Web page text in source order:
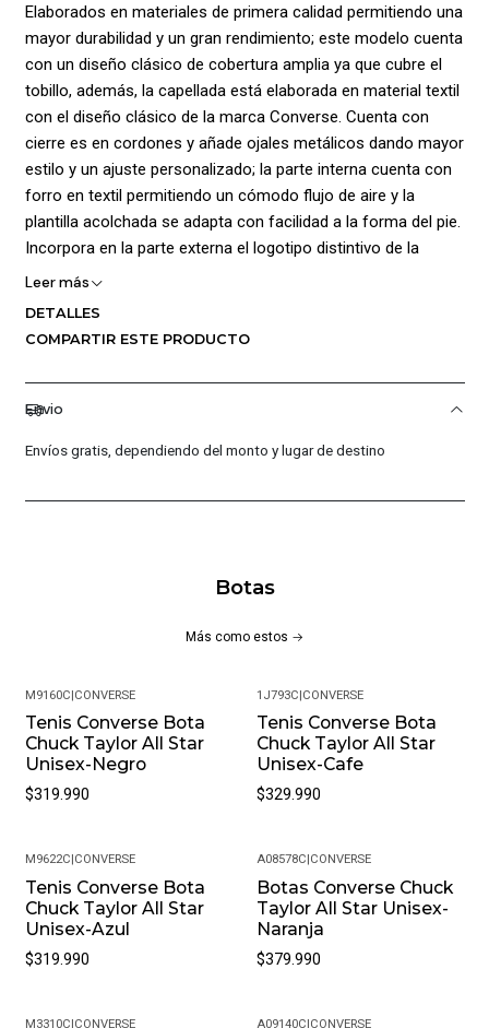
Elaborados en materiales de primera calidad permitiendo una
mayor durabilidad y un gran rendimiento; este modelo cuenta
con un diseño clásico de cobertura amplia ya que cubre el
tobillo, además, la capellada está elaborada en material textil
con el diseño clásico de la marca Converse. Cuenta con
cierre es en cordones y añade ojales metálicos dando mayor
estilo y un ajuste personalizado; la parte interna cuenta con
forro en textil permitiendo un cómodo flujo de aire y la
plantilla acolchada se adapta con facilidad a la forma del pie.
Incorpora en la parte externa el logotipo distintivo de la
estrella que caracteriza este tipo de calzado. La entre suela
Capellada: 100% Textil Forro: 100% Textil Suela: 100%
Caucho.
Leer más
DETALLES
COMPARTIR ESTE PRODUCTO
Envio
Envíos gratis, dependiendo del monto y lugar de destino
Botas
Más como estos
M9160C|CONVERSE
Tenis Converse Bota
Chuck Taylor All Star
Unisex-Negro
$319.990
1J793C|CONVERSE
Tenis Converse Bota
Chuck Taylor All Star
Unisex-Cafe
$329.990
M9622C CONVERSE
Tenis Converse Bota
Chuck Taylor All Star
Unisex-Azul
$319.990
A08578C CONVERSE
Botas Converse Chuck
Taylor All Star Unisex-
Naranja
$379.990
M3310C CONVERSE A09140C CONVERSE